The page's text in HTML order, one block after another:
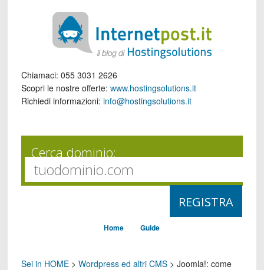
Chiamaci: 055 3031 2626
Scopri le nostre offerte: www.hostingsolutions.it
Richiedi informazioni: info@hostingsolutions.it
Cerca dominio:
Home Guide
Sei in HOME> Wordpress ed altri CMS> Joomla!: come